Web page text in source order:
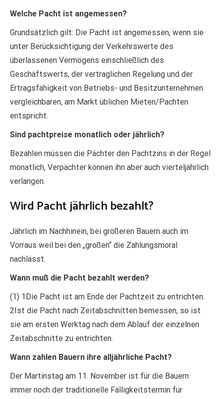
Welche Pacht ist angemessen?
Grundsätzlich gilt: Die Pacht ist angemessen, wenn sie
unter Berücksichtigung der Verkehrswerte des
überlassenen Vermögens einschließlich des
Geschäftswerts, der vertraglichen Regelung und der
Ertragsfähigkeit von Betriebs- und Besitzunternehmen
vergleichbaren, am Markt üblichen Mieten/Pachten
entspricht.
Sind pachtpreise monatlich oder jährlich?
Bezahlen müssen die Pächter den Pachtzins in der Regel
monatlich, Verpächter können ihn aber auch vierteljährlich
verlangen.
Wird Pacht jährlich bezahlt?
Jährlich im Nachhinein, bei größeren Bauern auch im
Vorraus weil bei den „großen“ die Zahlungsmoral
nachlässt.
Wann muß die Pacht bezahlt werden?
(1) 1Die Pacht ist am Ende der Pachtzeit zu entrichten.
2Ist die Pacht nach Zeitabschnitten bemessen, so ist
sie am ersten Werktag nach dem Ablauf der einzelnen
Zeitabschnitte zu entrichten.
Wann zahlen Bauern ihre alljährliche Pacht?
Der Martinstag am 11. November ist für die Bauern
immer noch der traditionelle Fälligkeitstermin für